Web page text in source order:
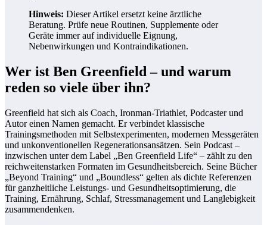
Hinweis: Dieser Artikel ersetzt keine ärztliche
Beratung. Prüfe neue Routinen, Supplemente oder
Geräte immer auf individuelle Eignung,
Nebenwirkungen und Kontraindikationen.
Wer ist Ben Greenfield – und warum
reden so viele über ihn?
Greenfield hat sich als Coach, Ironman-Triathlet, Podcaster und
Autor einen Namen gemacht. Er verbindet klassische
Trainingsmethoden mit Selbstexperimenten, modernen Messgeräten
und unkonventionellen Regenerationsansätzen. Sein Podcast –
inzwischen unter dem Label „Ben Greenfield Life“ – zählt zu den
reichweitenstarken Formaten im Gesundheitsbereich. Seine Bücher
„Beyond Training“ und „Boundless“ gelten als dichte Referenzen
für ganzheitliche Leistungs- und Gesundheitsoptimierung, die
Training, Ernährung, Schlaf, Stressmanagement und Langlebigkeit
zusammendenken.